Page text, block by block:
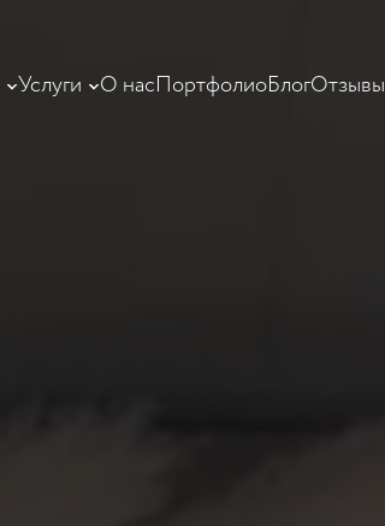
Услуги О нас ПортфолиоБлогОтзывы